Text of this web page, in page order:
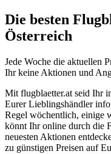
Die besten
Österreich
Jede Woche die aktuellen
Ihr keine Aktionen und
Mit flugblaetter.at seid Ihr
Eurer Lieblingshändler
Regel wöchentlich, einige
könnt Ihr online durch die
neuesten Aktionen
zu günstigen Preisen auf